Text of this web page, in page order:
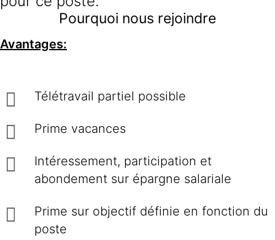
Pourquoi nous rejoindre
Avantages:
Télétravail partiel possible
Prime vacances
Intéressement, participation et
abondement sur épargne salariale
Prime sur objectif définie en fonction du
poste